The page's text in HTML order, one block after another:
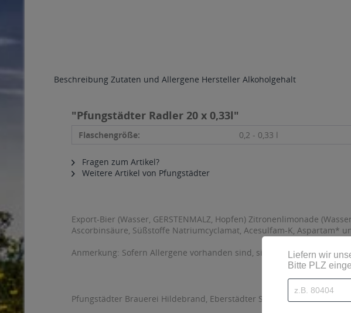
Beschreibung Zutaten und Allergene Hersteller Alkoholgehalt
"Pfungstädter Radler 20 x 0,33l"
Flaschengröße: 0,2 - 0,33 l
Fragen zum Artikel?
Weitere Artikel von Pfungstädter
Export-Bier (Wasser, GERSTENMALZ, Hopfen) Zitronenlimonade
Ascorbinsäure, Süßstoffe Natriumcyclamat, Acesulfam-K,
Anmerkung: Sofern Allergene vorhanden sind, sind diese mittels
Pfungstädter Brauerei Hildebrand, Eberstädter Straße 89, Pfungstadt